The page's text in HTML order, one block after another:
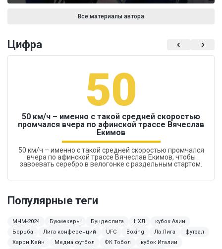
Все материалы автора
Цифра
50
50 км/ч – именно с такой средней скоростью
промчался вчера по афинской трассе Вячеслав
Екимов
50 км/ч – именно с такой средней скоростью промчался
вчера по афинской трассе Вячеслав Екимов, чтобы
завоевать серебро в велогонке с раздельным стартом.
Популярные теги
МЧМ-2024 Букмекеры Бундеслига НХЛ
кубок Азии
Борьба
Лига конференций UFC Boxing Ла Лига
футзал
Харри Кейн
Медиа футбол ФК Тобол
кубок Италии